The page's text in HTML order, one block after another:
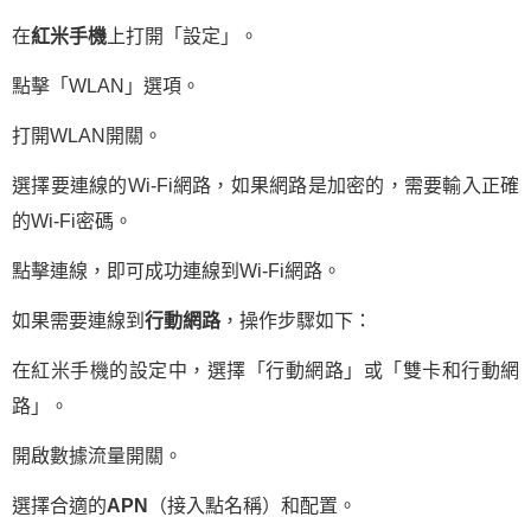
在紅米手機 上打開「設定」。
點擊「WLAN」選項。
打開WLAN開關。
選擇要連線的Wi-Fi網路，如果網路是加密的，需要輸入正確
的Wi-Fi密碼。
點擊連線，即可成功連線到Wi-Fi網路。
如果需要連線到 行動網路，操作步驟如下：
在紅米手機的設定中，選擇「行動網路」或「雙卡和行動網
路」。
開啟數據流量開關。
選擇合適的APN （接入點名稱）和配置。